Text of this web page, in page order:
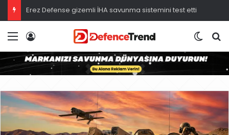
Erez Defense gizemli İHA savunma sistemini test etti
Menü Dış